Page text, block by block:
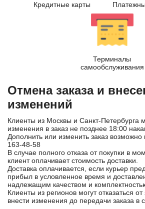
Кредитные карты
Терминалы
самообслуживания
Отмена заказа и
изменений
Клиенты из Москвы и Санкт-Петербурга
изменения в заказ не позднее 18:00
Дополнить или изменить заказ
163-48-58
В случае полного отказа от покупки в
клиент оплачивает стоимость доставки.
Доставка оплачивается, если курьер
прибыл в условленное время и
надлежащим качеством и
Клиенты из регионов могут отказаться
внести изменения до передачи заказа в